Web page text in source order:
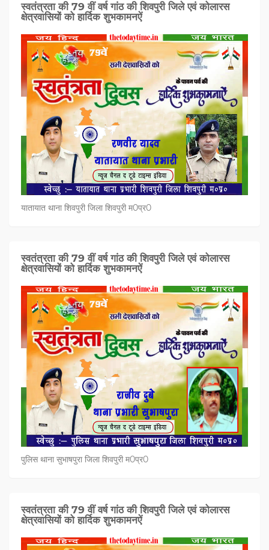
स्वतंत्रता की 79 वीं वर्ष गांठ की शिवपुरी जिले एवं कोलारस
क्षेत्रवासियों को हार्दिक शुभकामनऐं
यातायात थाना शिवपुरी जिला शिवपुरी म0प्र0
स्वतंत्रता की 79 वीं वर्ष गांठ की शिवपुरी जिले एवं कोलारस
क्षेत्रवासियों को हार्दिक शुभकामनऐं
पुलिस थाना सुभाषपुरा जिला शिवपुरी म0प्र0
स्वतंत्रता की 79 वीं वर्ष गांठ की शिवपुरी जिले एवं कोलारस
क्षेत्रवासियों को हार्दिक शुभकामनऐं